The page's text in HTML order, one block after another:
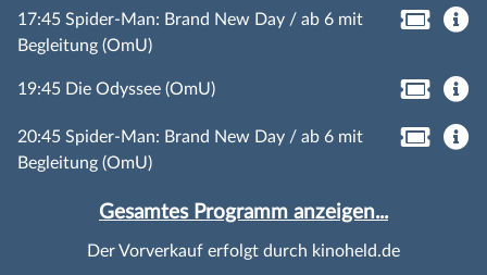
17:45 Spider-Man: Brand New Day / ab 6 mit
Begleitung (OmU)
19:45 Die Odyssee (OmU)
20:45 Spider-Man: Brand New Day / ab 6 mit
Begleitung (OmU)
Gesamtes Programm anzeigen...
Der Vorverkauf erfolgt durch kinoheld.de